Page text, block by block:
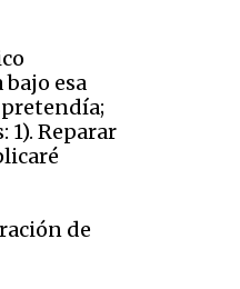
esa
Reparar
de